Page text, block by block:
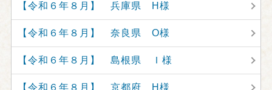
【令和６年８月】 兵庫県 H様
【令和６年８月】 奈良県 O様
【令和６年８月】 島根県 Ｉ様
【令和６年８月】 京都府 H様